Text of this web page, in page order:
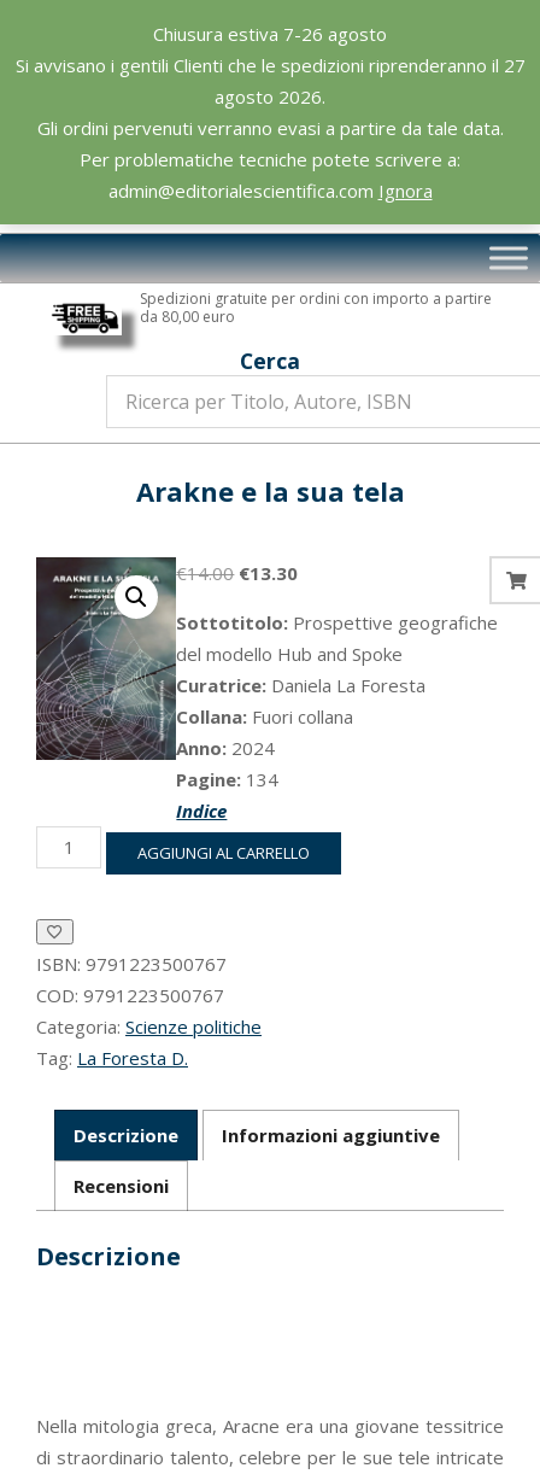
Chiusura estiva 7-26 agosto
Si avvisano i gentili Clienti che le spedizioni riprenderanno il 27
agosto 2026.
Gli ordini pervenuti verranno evasi a partire da tale data.
Per problematiche tecniche potete scrivere a:
admin@editorialescientifica.com Ignora
content
Editoriale
Scientifica
Primary
Navigation
Spedizioni gratuite per ordini con importo a partire
da 80,00 euro
Cerca
Arakne e la sua tela
€14.00 Il
originale
era:
€14.00.
€13.30Il
attuale
è:
€13.30.
Sottotitolo: Prospettive geografiche
del modello Hub and Spoke
Curatrice: Daniela La Foresta
Collana: Fuori collana
Anno: 2024
Pagine: 134
Indice
Arakne
e
tela
quantità
AGGIUNGI AL CARRELLO
ISBN: 9791223500767
COD: 9791223500767
Categoria: Scienze politiche
Tag: La Foresta D.
Descrizione Informazioni aggiuntive
Recensioni
Descrizione
Nella mitologia greca, Aracne era una giovane tessitrice
di straordinario talento, celebre per le sue tele intricate